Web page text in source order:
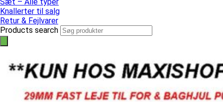
Sæt – Alle typer
Knallerter til salg
Retur & Fejlvarer
Products search